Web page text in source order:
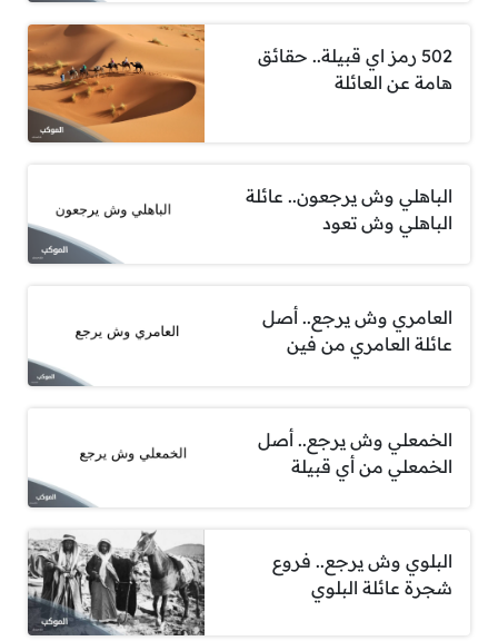
502 رمز اي قبيلة.. حقائق
هامة عن العائلة
الباهلي وش يرجعون.. عائلة
الباهلي وش تعود
العامري وش يرجع.. أصل
عائلة العامري من فين
الخمعلي وش يرجع.. أصل
الخمعلي من أي قبيلة
البلوي وش يرجع.. فروع
شجرة عائلة البلوي